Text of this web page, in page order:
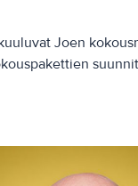
Joen